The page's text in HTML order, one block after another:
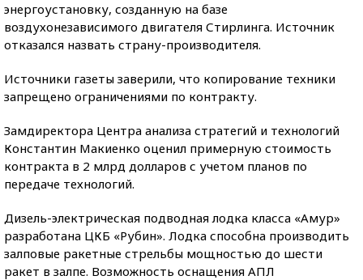
энергоустановку, созданную на базе
воздухонезависимого двигателя Стирлинга. Источник
отказался назвать страну-производителя.
Источники газеты заверили, что копирование техники
запрещено ограничениями по контракту.
Замдиректора Центра анализа стратегий и технологий
Константин Макиенко оценил примерную стоимость
контракта в 2 млрд долларов с учетом планов по
передаче технологий.
Дизель-электрическая подводная лодка класса «Амур»
разработана ЦКБ «Рубин». Лодка способна производить
залповые ракетные стрельбы мощностью до шести
ракет в залпе. Возможность оснащения АПЛ